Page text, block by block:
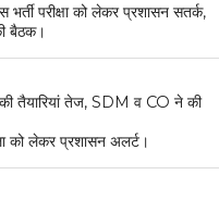
भर्ती परीक्षा को लेकर प्रशासन सतर्क,
बैठक।
तैयारियां तेज, SDM व CO ने की
को लेकर प्रशासन अलर्ट।